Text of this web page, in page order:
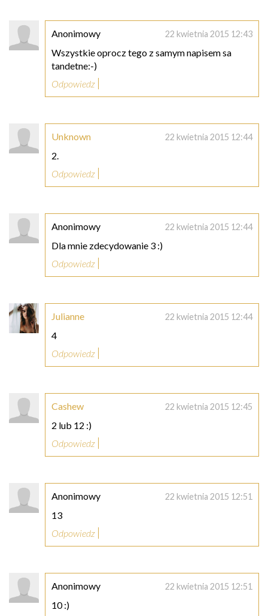
Anonimowy 22 kwietnia 2015 12:43
Wszystkie oprocz tego z samym napisem sa
tandetne:-)
Odpowiedz
Unknown 22 kwietnia 2015 12:44
2.
Odpowiedz
Anonimowy 22 kwietnia 2015 12:44
Dla mnie zdecydowanie 3 :)
Odpowiedz
Julianne 22 kwietnia 2015 12:44
4
Odpowiedz
Cashew 22 kwietnia 2015 12:45
2 lub 12 :)
Odpowiedz
Anonimowy 22 kwietnia 2015 12:51
13
Odpowiedz
Anonimowy 22 kwietnia 2015 12:51
10 :)